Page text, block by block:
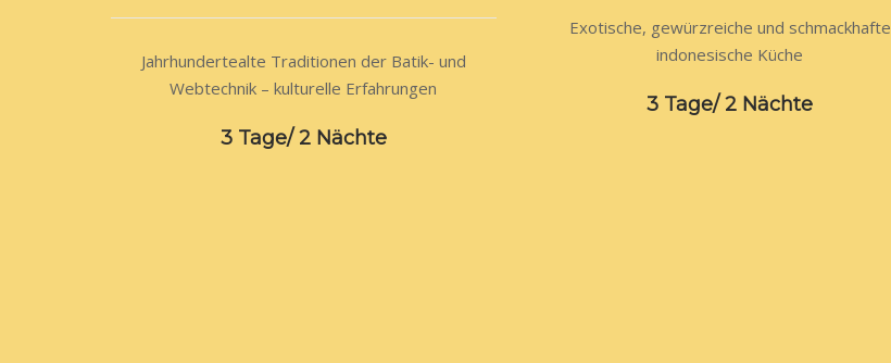
Jahrhundertealte Traditionen der Batik- und
Webtechnik – kulturelle Erfahrungen
3 Tage/ 2 Nächte
Exotische, gewürzreiche und schmackhafte
indonesische Küche
3 Tage/ 2 Nächte